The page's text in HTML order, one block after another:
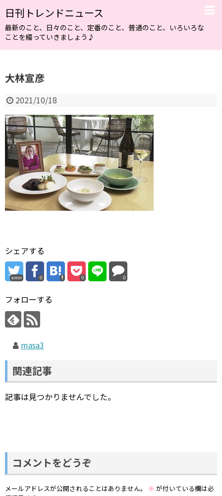
日刊トレンドニュース
最新のこと、日々のこと、定番のこと、普通のこと、いろいろな
ことを綴っていきましょう♪
大林宣彦
2021/10/18
シェアする
error 0 0 0
フォローする
masa3
関連記事
記事は見つかりませんでした。
コメントをどうぞ
メールアドレスが公開されることはありません。 ※ が付いている欄は必